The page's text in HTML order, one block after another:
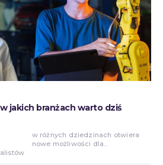
jakich branżach warto dziś
nowe możliwości dla...